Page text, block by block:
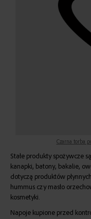
Czarna torba
Stałe produkty spożywcze
kanapki, batony, bakalie,
dotyczą produktów
hummus czy masło
kosmetyki.
Napoje kupione przed